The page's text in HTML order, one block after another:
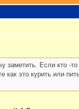
заметить. Если кто -
это курить или